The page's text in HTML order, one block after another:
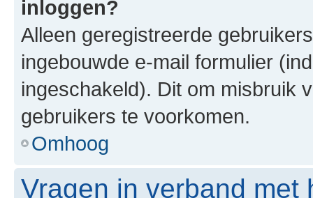
inloggen?
Alleen geregistreerde
ingebouwde e-mail formulier
ingeschakeld). Dit om misbruik
gebruikers te voorkomen.
Omhoog
Vragen in verband met